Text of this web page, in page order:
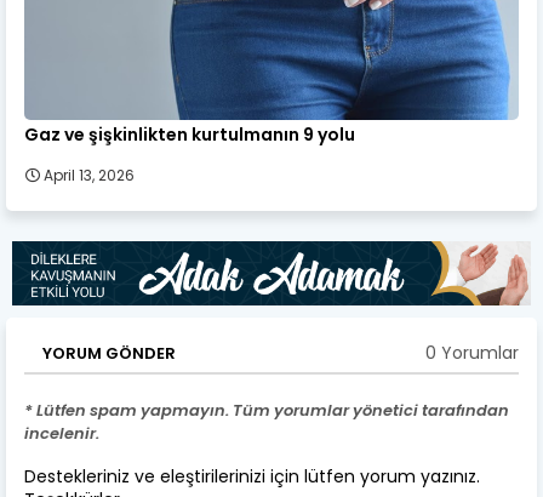
Gaz ve şişkinlikten kurtulmanın 9 yolu
April 13, 2026
YORUM GÖNDER 0 Yorumlar
* Lütfen spam yapmayın. Tüm yorumlar yönetici tarafından
incelenir.
Destekleriniz ve eleştirilerinizi için lütfen yorum yazınız.